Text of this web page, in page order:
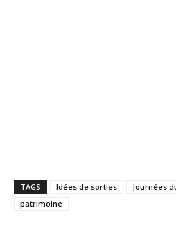
TAGS Idées de sorties Journées
patrimoine